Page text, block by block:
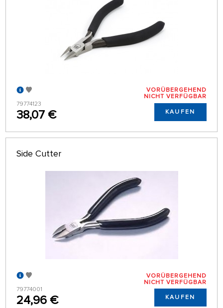
79774123
38,07 €
VORÜBERGEHEND
NICHT VERFÜGBAR
KAUFEN
Side Cutter
79774001
24,96 €
VORÜBERGEHEND
NICHT VERFÜGBAR
KAUFEN